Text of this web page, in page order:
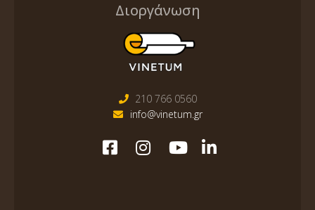
Διοργάνωση
210 766 0560
info@vinetum.gr